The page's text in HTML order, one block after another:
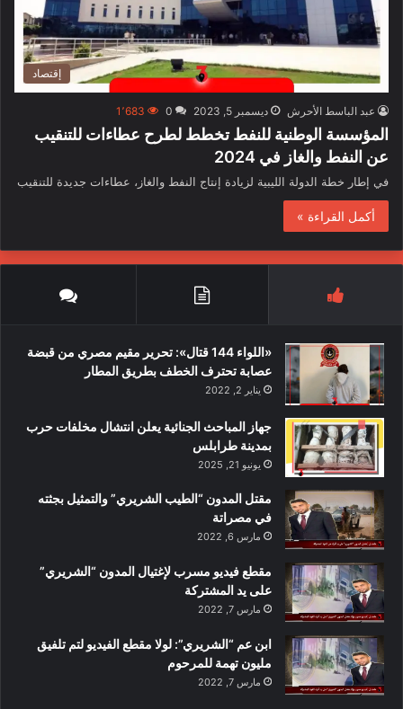
إقتصاد
عبد الباسط الأحرش ديسمبر 5, 2023 0 1٬683
المؤسسة الوطنية للنفط تخطط لطرح عطاءات للتنقيب
عن النفط والغاز في 2024
في إطار خطة الدولة الليبية لزيادة إنتاج النفط والغاز، عطاءات جديدة للتنقيب
أكمل القراءة »
«اللواء 144 قتال»: تحرير مقيم مصري من قبضة
عصابة تحترف الخطف بطريق المطار
يناير 2, 2022
جهاز المباحث الجنائية يعلن انتشال مخلفات حرب
بمدينة طرابلس
يونيو 21, 2025
مقتل المدون “الطيب الشريري” والتمثيل بجثته
في مصراتة
مارس 6, 2022
مقطع فيديو مسرب لإغتيال المدون “الشريري”
على يد المشتركة
مارس 7, 2022
ابن عم “الشريري”: لولا مقطع الفيديو لتم تلفيق
مليون تهمة للمرحوم
مارس 7, 2022